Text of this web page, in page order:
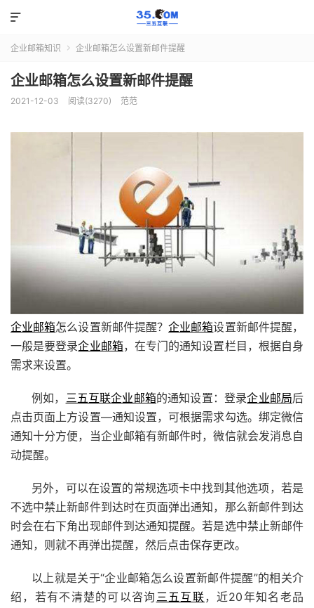

企业邮箱知识  企业邮箱怎么设置新邮件提醒
企业邮箱怎么设置新邮件提醒
2021-12-03 阅读(3270) 范范
企业邮箱怎么设置新邮件提醒？企业邮箱设置新邮件提醒，
一般是要登录企业邮箱，在专门的通知设置栏目，根据自身
需求来设置。
例如， 三五互联企业邮箱的通知设置：登录企业邮局后
点击页面上方设置—通知设置，可根据需求勾选。绑定微信
通知十分方便，当企业邮箱有新邮件时，微信就会发消息自
动提醒。
另外，可以在设置的常规选项卡中找到其他选项，若是
不选中禁止新邮件到达时在页面弹出通知，那么新邮件到达
时会在右下角出现邮件到达通知提醒。若是选中禁止新邮件
通知，则就不再弹出提醒，然后点击保存更改。
以上就是关于“企业邮箱怎么设置新邮件提醒”的相关介
绍，若有不清楚的可以咨询 三五互联，近20年知名老品